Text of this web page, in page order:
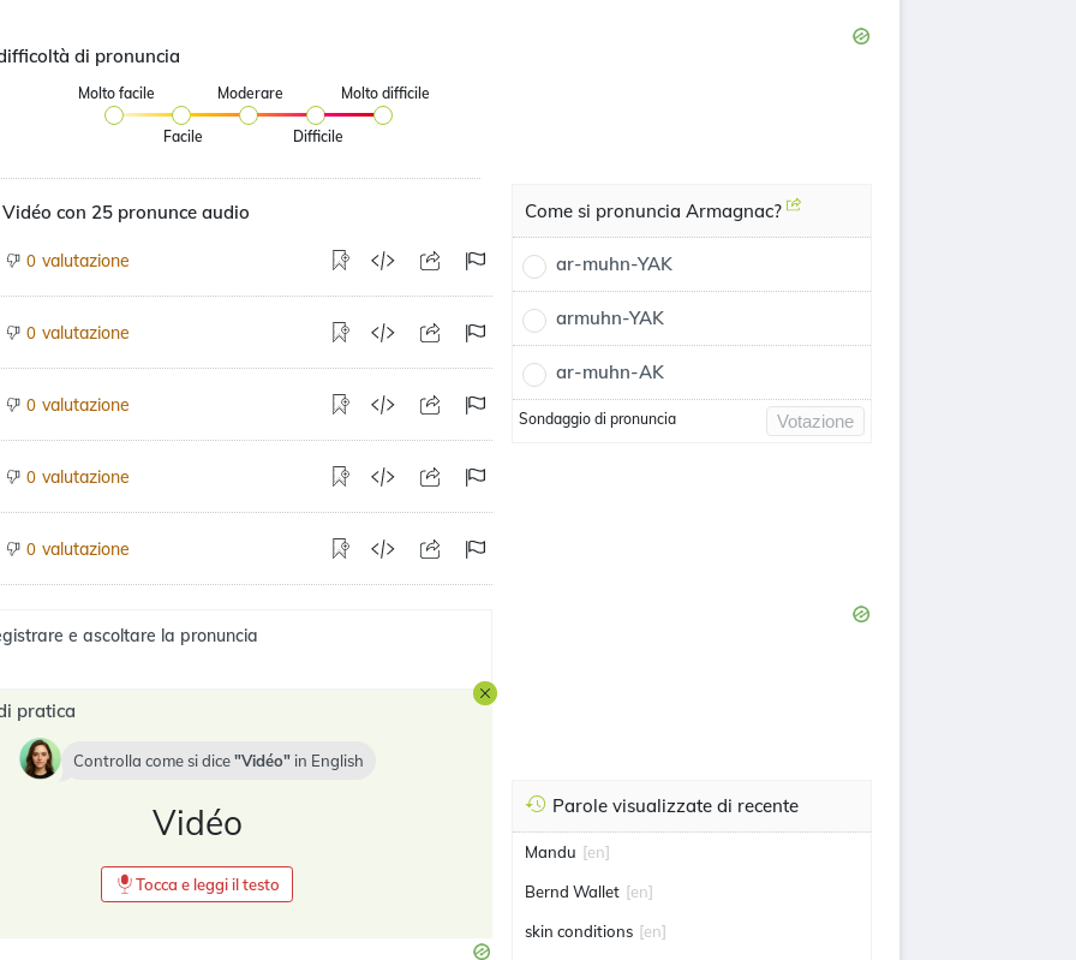
di pronuncia
Molto facile
Facile
Moderare
Difficile
Molto difficile
con 25 pronunce audio
0 valutazione
0 valutazione
0 valutazione
0 valutazione
0 valutazione
e ascoltare la pronuncia
pratica
Controlla come si dice Vidéo in English
Vidéo
Tocca e leggi il testo
Come si pronuncia Armagnac?
ar-muhn-YAK
armuhn-YAK
ar-muhn-AK
Sondaggio di pronuncia Votazione
Parole visualizzate di recente
Mandu [en]
Bernd Wallet [en]
skin conditions [en]